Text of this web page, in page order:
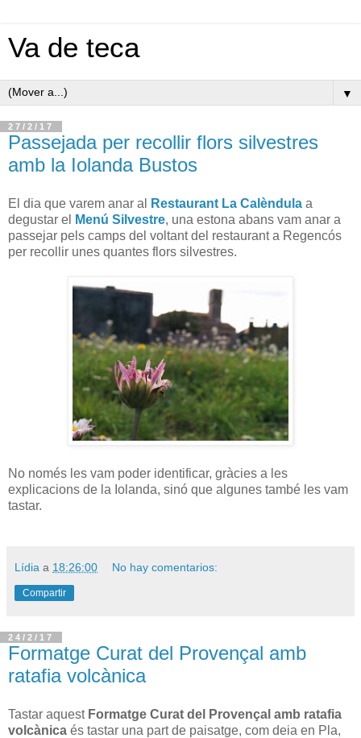
Va de teca
▼
27/2/17
Passejada per recollir flors silvestres
amb la Iolanda Bustos
El dia que varem anar al Restaurant La Calèndula a
degustar el
Menú Silvestre, una estona abans vam anar a
passejar pels camps del voltant del restaurant a Regencós
per recollir unes quantes flors silvestres.
No només les vam poder identificar, gràcies a les
explicacions de la Iolanda, sinó que algunes també les vam
tastar.
Lídia a 18:26:00 No hay comentarios:
Compartir
24/2/17
Formatge Curat del Provençal amb
ratafia volcànica
Tastar aquest Formatge Curat del Provençal amb ratafia
volcànica és tastar una part de paisatge, com deia en Pla,